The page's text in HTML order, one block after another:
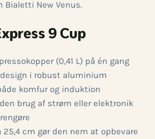
New Venus.
9 Cup
(0,41 L) på én gang
i robust aluminium
komfur og induktion
brug af strøm eller elektronik
cm gør den nem at opbevare